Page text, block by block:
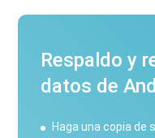
Respaldo y
datos de
Haga una copia de